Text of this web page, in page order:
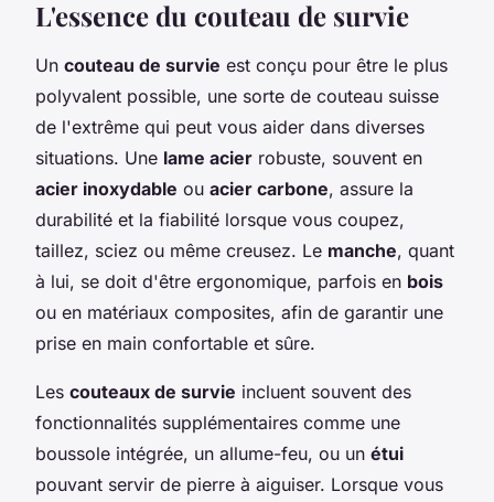
L'essence du couteau de survie
Un couteau de survie est conçu pour être le plus
polyvalent possible, une sorte de couteau suisse
de l'extrême qui peut vous aider dans diverses
situations. Une lame acier robuste, souvent en
acier inoxydable ou acier carbone, assure la
durabilité et la fiabilité lorsque vous coupez,
taillez, sciez ou même creusez. Le manche, quant
à lui, se doit d'être ergonomique, parfois en bois
ou en matériaux composites, afin de garantir une
prise en main confortable et sûre.
Les couteaux de survie incluent souvent des
fonctionnalités supplémentaires comme une
boussole intégrée, un allume-feu, ou un étui
pouvant servir de pierre à aiguiser. Lorsque vous